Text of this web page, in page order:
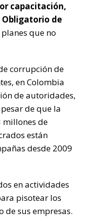
capacitación,
Obligatorio de
que no
corrupción de
en Colombia
de autoridades,
de que la
millones de
están
desde 2009
en actividades
pisotear los
de sus empresas.